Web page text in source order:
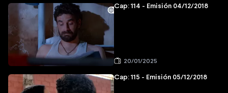
Cap: 114 - Emisión 04/12/2018
20/01/2025
Cap: 115 - Emisión 05/12/2018